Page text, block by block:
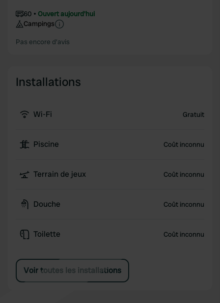
60
Ouvert aujourd'hui
Campings
Pas encore d'avis
Installations
Wi-Fi Gratuit
Piscine Coût inconnu
Terrain de jeux Coût inconnu
Douche Coût inconnu
Toilette Coût inconnu
Voir toutes les installations